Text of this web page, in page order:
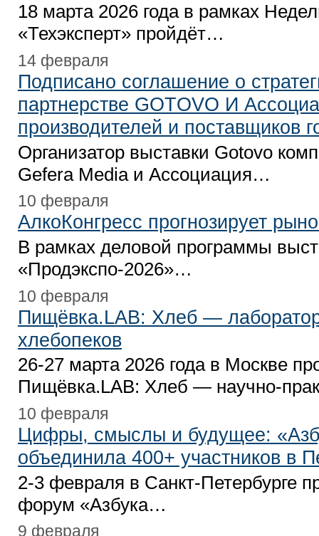
18 марта 2026 года в рамках
«Техэксперт» пройдёт…
14 февраля
Подписано соглашение о
партнерстве GOTOVO И
производителей и поставщиков
Организатор выставки Gotovo
Gefera Media и Ассоциация…
10 февраля
АлкоКонгресс прогнозирует
В рамках деловой программы
«Продэкспо-2026»…
10 февраля
Пищёвка.LAB: Хлеб —
хлебопеков
26-27 марта 2026 года в Москве
Пищёвка.LAB: Хлеб — научно-
10 февраля
Цифры, смыслы и будущее:
объединила 400+ участников в
2-3 февраля в Санкт-Петербурге
форум «Азбука…
9 февраля